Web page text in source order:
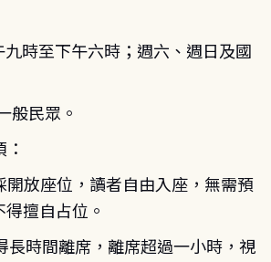
時至下午六時；週六、週日及國
般民眾。
開放座位，讀者自由入座，無需預
擅自占位。
長時間離席，離席超過一小時，視